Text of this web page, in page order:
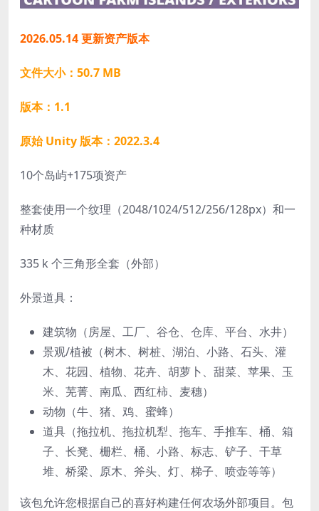
2026.05.14 更新资产版本
文件大小：50.7 MB
版本：1.1
原始 Unity 版本：2022.3.4
10个岛屿+175项资产
整套使用一个纹理（2048/1024/512/256/128px）和一
种材质
335 k 个三角形全套（外部）
外景道具：
建筑物 （房屋、工厂、谷仓、仓库、平台、水井）
景观/植被 （树木、树桩、湖泊、小路、石头、灌
木、花园、植物、花卉、胡萝卜、甜菜、苹果、玉
米、芜菁、南瓜、西红柿、麦穗）
动物 （牛、猪、鸡、蜜蜂）
道具 （拖拉机、拖拉机犁、拖车、手推车、桶、箱
子、长凳、栅栏、桶、小路、标志、铲子、干草
堆、桥梁、原木、斧头、灯、梯子、喷壶等等）
该包允许您根据自己的喜好构建任何农场外部项目。包